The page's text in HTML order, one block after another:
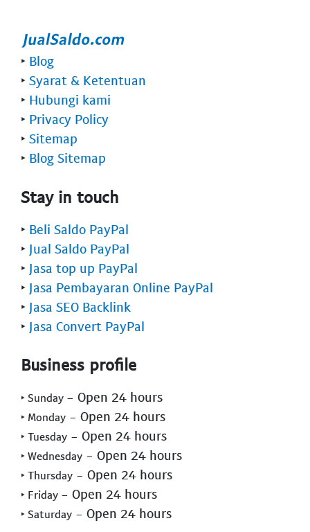
‣ Blog
‣ Syarat & Ketentuan
‣ Hubungi kami
‣ Privacy Policy
‣ Sitemap
‣ Blog Sitemap
Stay in touch
‣ Beli Saldo PayPal
‣ Jual Saldo PayPal
‣ Jasa top up PayPal
‣ Jasa Pembayaran Online PayPal
‣ Jasa SEO Backlink
‣ Jasa Convert PayPal
Business profile
‣ Sunday - Open 24 hours
‣ Monday - Open 24 hours
‣ Tuesday - Open 24 hours
‣ Wednesday - Open 24 hours
‣ Thursday - Open 24 hours
‣ Friday - Open 24 hours
‣ Saturday - Open 24 hours